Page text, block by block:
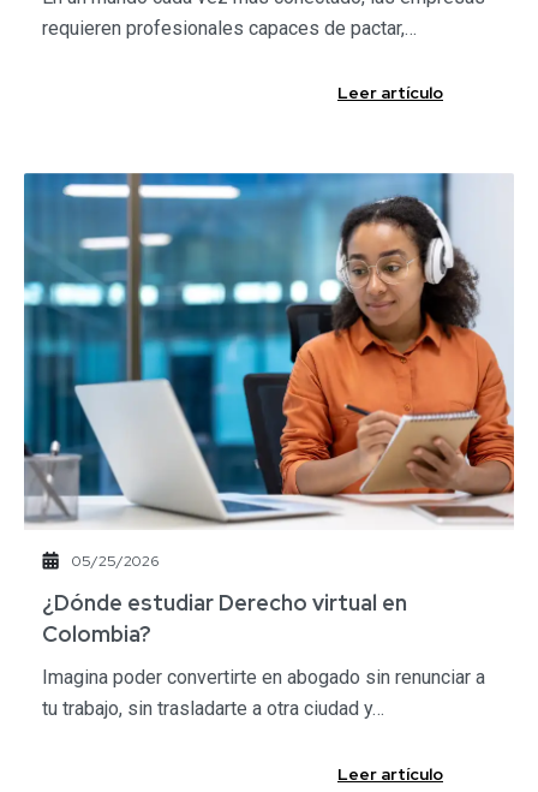
requieren profesionales capaces de pactar,…
Leer artículo
05/25/2026
¿Dónde estudiar Derecho virtual en
Colombia?
Imagina poder convertirte en abogado sin renunciar a
tu trabajo, sin trasladarte a otra ciudad y…
Leer artículo